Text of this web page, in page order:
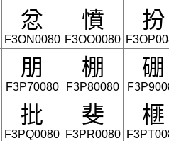
忿
F3ON0080
憤
F3OO0080
扮
朋
F3P70080
棚
F3P80080
硼
批
F3PQ0080
斐
F3PR0080
榧